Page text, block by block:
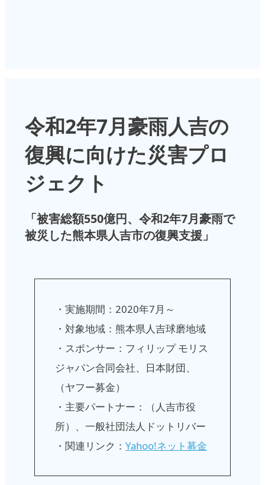
令和2年7月豪雨人吉の
復興に向けた災害プロ
ジェクト
「被害総額550億円、令和2年7月豪雨で
被災した熊本県人吉市の復興支援」
・実施期間：2020年7月～
・対象地域：熊本県人吉球磨地域
・スポンサー：フィリップ モリス
ジャパン合同会社、日本財団、
（ヤフー募金）
・主要パートナー：（人吉市役
所）、一般社団法人ドットリバー
・関連リンク： Yahoo!ネット募金